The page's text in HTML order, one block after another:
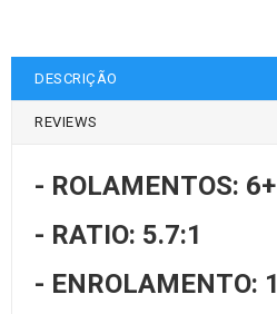
DESCRIÇÃO
REVIEWS
- ROLAMENTOS:
- RATIO: 5.7:1
- ENROLAMENTO: